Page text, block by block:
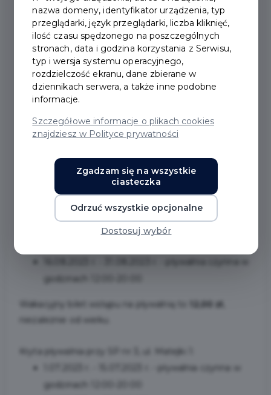
2023-06-27
PRUSZCZAŃSKIE KRYTE
PŁYWALNIE W OKRESIE
WAKACYJNYM
Zachęcamy do korzystania z pruszczańskich krytych
pływalni w okresie wakacyjnym. Poniżej znajdują się
dni i godziny ich funkcjonowania:
Kryta pływalnia przy SP nr 4, ul. Kasprowicz 16:
Wakacyjny bilet wstępu na pływalnię to 12,00 zł
niezależnie od wieku.
Kryta pływalnia przy SP nr 3, ul. Matejki 1:
1.07.2023 r. - 15.07.2023 r. - pływalnia czynna w
godzinach 12:00-20:00
nazwa domeny, identyfikator urządzenia, typ
przeglądarki, język przeglądarki, liczba kliknięć,
ilość czasu spędzonego na poszczególnych
stronach, data i godzina korzystania z Serwisu,
typ i wersja systemu operacyjnego,
rozdzielczość ekranu, dane zbierane w
dziennikach serwera, a także inne podobne
informacje.
Szczegółowe informacje o plikach cookies
znajdziesz w Polityce prywatności
Zgadzam się na wszystkie
ciasteczka
Odrzuć wszystkie opcjonalne
Dostosuj wybór